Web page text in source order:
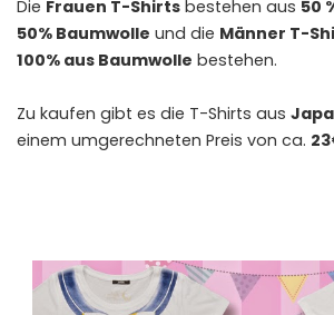
Die Frauen T-Shirts bestehen aus 50
50% Baumwolle und die Männer T-
100% aus Baumwolle bestehen.
Zu kaufen gibt es die T-Shirts aus
einem umgerechneten Preis von ca.